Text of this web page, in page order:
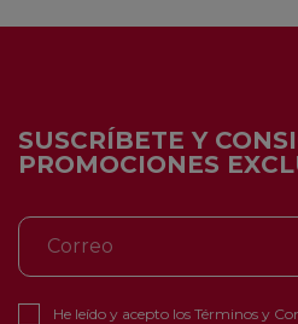
SUSCRÍBETE Y
PROMOCIONES
He leído y acepto los Términos y